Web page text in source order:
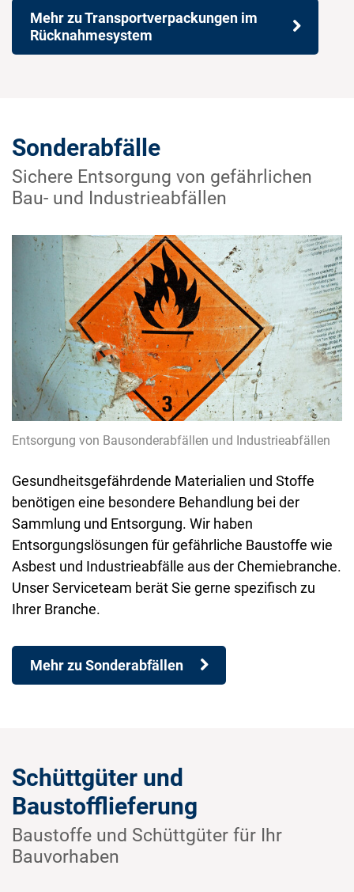
Mehr zu Transportverpackungen im
Rücknahmesystem
Sonderabfälle
Sichere Entsorgung von gefährlichen
Bau- und Industrieabfällen
Entsorgung von Bausonderabfällen und Industrieabfällen
Gesundheitsgefährdende Materialien und Stoffe
benötigen eine besondere Behandlung bei der
Sammlung und Entsorgung. Wir haben
Entsorgungslösungen für gefährliche Baustoffe wie
Asbest und Industrieabfälle aus der Chemiebranche.
Unser Serviceteam berät Sie gerne spezifisch zu
Ihrer Branche.
Mehr zu Sonderabfällen
Schüttgüter und
Baustofflieferung
Baustoffe und Schüttgüter für Ihr
Bauvorhaben